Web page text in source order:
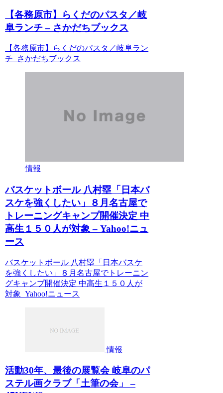
【各務原市】らくだのパスタ／岐
阜ランチ – さかだちブックス
【各務原市】らくだのパスタ／岐阜ラン
チ さかだちブックス
情報
バスケットボール 八村塁「日本バ
スケを強くしたい」８月名古屋で
トレーニングキャンプ開催決定 中
高生１５０人が対象 – Yahoo!ニュ
ース
バスケットボール 八村塁「日本バスケ
を強くしたい」８月名古屋でトレーニン
グキャンプ開催決定 中高生１５０人が
対象 Yahoo!ニュース
情報
活動30年、最後の展覧会 岐阜のパ
ステル画クラブ「土筆の会」 –